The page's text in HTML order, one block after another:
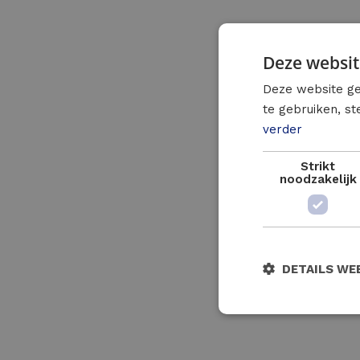
Deze
Deze website
te gebruiken,
verder
Strikt
noodzakelijk
DETAILS